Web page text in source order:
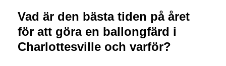
Vad är den bästa tiden på året
för att göra en ballongfärd i
Charlottesville och varför?